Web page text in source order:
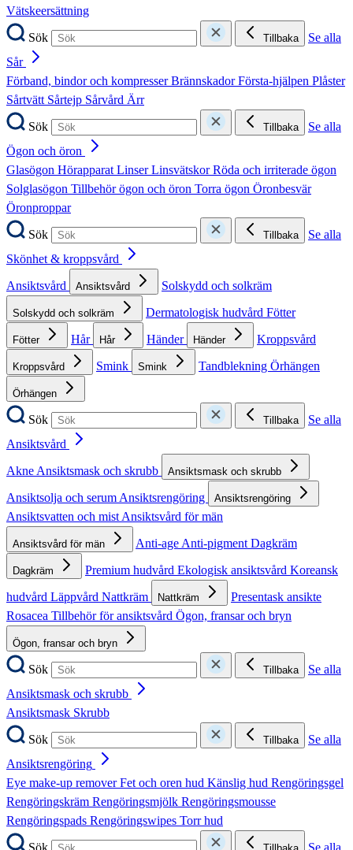
Vätskeersättning
Sök
Tillbaka
Se alla
Sår
Förband, bindor och kompresserBrännskadorFörsta-hjälpen Plåster
Sårtvätt Sårtejp Sårvård Ärr
Sök
Tillbaka
Se alla
Ögon och öron
Glasögon HörapparatLinserLinsvätskorRöda och irriterade ögon
Solglasögon Tillbehör ögon och öron Torra ögon Öronbesvär
Öronproppar
Sök
Tillbaka
Se alla
Skönhet & kroppsvård
Ansiktsvård
Ansiktsvård Solskydd och solkräm
Solskydd och solkräm Dermatologisk hudvård Fötter
Fötter Hår Hår Händer Händer Kroppsvård
Kroppsvård Smink Smink Tandblekning Örhängen
Örhängen
Sök Tillbaka
Se alla
Ansiktsvård
AkneAnsiktsmask och skrubb Ansiktsmask och skrubb
Ansiktsolja och serumAnsiktsrengöring Ansiktsrengöring
Ansiktsvatten och mistAnsiktsvård för män
Ansiktsvård för män Anti-ageAnti-pigmentDagkräm
Dagkräm Premium hudvård Ekologisk ansiktsvård Koreansk
hudvård Läppvård Nattkräm Nattkräm
Presentask ansikte
Rosacea Tillbehör för ansiktsvård Ögon, fransar och bryn
Ögon, fransar och bryn
Sök Tillbaka
Se alla
Ansiktsmask och skrubb
Ansiktsmask Skrubb
Sök
Tillbaka
Se alla
Ansiktsrengöring
Eye make-up removerFet och oren hud Känslig hud Rengöringsgel
Rengöringskräm Rengöringsmjölk Rengöringsmousse
Rengöringspads Rengöringswipes Torr hud